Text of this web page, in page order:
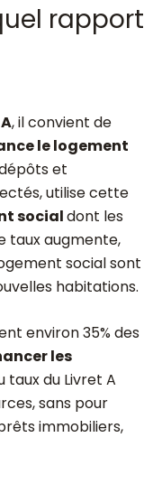
rapport
, il convient de
le logement
et
utilise cette
socialdont les
taux augmente,
social sont
habitations.
environ 35% des
les
taux du Livret A
sans pour
immobiliers,